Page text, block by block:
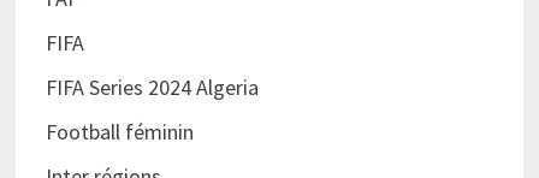
FIFA
FIFA Series 2024 Algeria
Football féminin